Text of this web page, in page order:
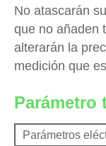
No atascarán
que no añaden
alterarán la
medición que
Parámetro
Parámetros